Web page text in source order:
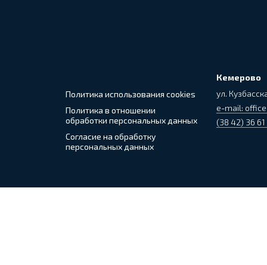
Политика использования cookies
Политика в отношении
обработки персональных данных
Согласие на обработку
персональных данных
Кемерово
ул.
e-mail:
(38 42) 36